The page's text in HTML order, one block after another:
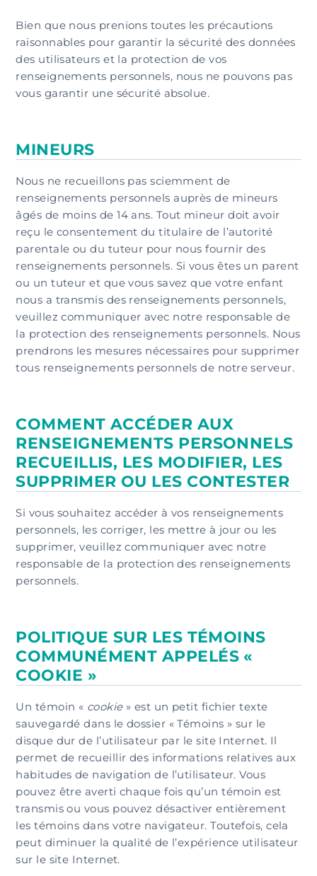
Bien que nous prenions toutes les précautions
raisonnables pour garantir la sécurité des données
des utilisateurs et la protection de vos
renseignements personnels, nous ne pouvons pas
vous garantir une sécurité absolue.
MINEURS
Nous ne recueillons pas sciemment de
renseignements personnels auprès de mineurs
âgés de moins de 14 ans. Tout mineur doit avoir
reçu le consentement du titulaire de l’autorité
parentale ou du tuteur pour nous fournir des
renseignements personnels. Si vous êtes un parent
ou un tuteur et que vous savez que votre enfant
nous a transmis des renseignements personnels,
veuillez communiquer avec notre responsable de
la protection des renseignements personnels. Nous
prendrons les mesures nécessaires pour supprimer
tous renseignements personnels de notre serveur.
COMMENT ACCÉDER AUX
RENSEIGNEMENTS PERSONNELS
RECUEILLIS, LES MODIFIER, LES
SUPPRIMER OU LES CONTESTER
Si vous souhaitez accéder à vos renseignements
personnels, les corriger, les mettre à jour ou les
supprimer, veuillez communiquer avec notre
responsable de la protection des renseignements
personnels.
POLITIQUE SUR LES TÉMOINS
COMMUNÉMENT APPELÉS «
COOKIE »
Un témoin « cookie » est un petit fichier texte
sauvegardé dans le dossier « Témoins » sur le
disque dur de l’utilisateur par le site Internet. Il
permet de recueillir des informations relatives aux
habitudes de navigation de l’utilisateur. Vous
pouvez être averti chaque fois qu’un témoin est
transmis ou vous pouvez désactiver entièrement
les témoins dans votre navigateur. Toutefois, cela
peut diminuer la qualité de l’expérience utilisateur
sur le site Internet.